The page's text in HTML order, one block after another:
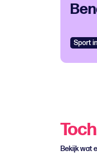
Sport
Bekijk wat